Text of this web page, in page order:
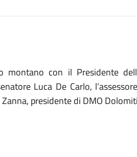
montano con il Presidente
Luca De Carlo,
presidente di DMO